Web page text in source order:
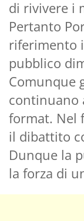
di rivivere i
Pertanto
riferimento
pubblico
Comunque
continuano
format. Nel
il dibattito
Dunque la
la forza di